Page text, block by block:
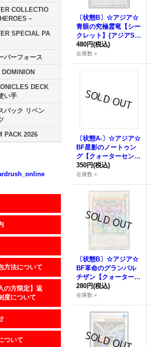
COLLECTIO
－
SPECIAL PA
バーフォース
DECK
い手
パック リベン
PACK 2026
方法について
の方限定】返
度について
ついて
〔状態B〕☆アジア☆
青眼の究極霊竜【シー
クレット】{アジアSD
47-JPP06}《シンク
ロ》
480円(税込)
在庫数 ×
〔状態A-〕☆アジア☆
BF星影のノートゥン
グ【クォーターセンチ
ュリーシークレット】
{アジアQCCP-JP137}
《シンクロ》
350円(税込)
在庫数 ×
〔状態B〕☆アジア☆
BF革命のグランパル
チザン【クォーターセ
ンチュリーシークレッ
ト】{アジアROTA-JP
036}《シンクロ》
280円(税込)
在庫数 ×